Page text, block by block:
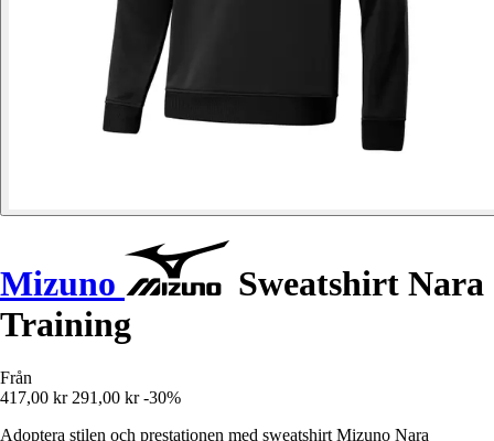
Mizuno
Sweatshirt Nara
Training
Från
417,00 kr 291,00 kr -30%
Adoptera stilen och prestationen med sweatshirt Mizuno Nara